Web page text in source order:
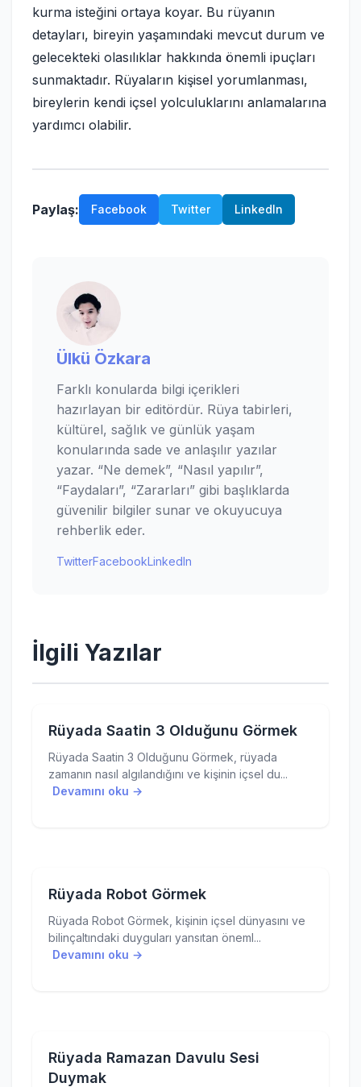
kurma isteğini ortaya koyar. Bu rüyanın
detayları, bireyin yaşamındaki mevcut durum ve
gelecekteki olasılıklar hakkında önemli ipuçları
sunmaktadır. Rüyaların kişisel yorumlanması,
bireylerin kendi içsel yolculuklarını anlamalarına
yardımcı olabilir.
Paylaş: Facebook Twitter LinkedIn
Ülkü Özkara
Farklı konularda bilgi içerikleri
hazırlayan bir editördür. Rüya tabirleri,
kültürel, sağlık ve günlük yaşam
konularında sade ve anlaşılır yazılar
yazar. “Ne demek”, “Nasıl yapılır”,
“Faydaları”, “Zararları” gibi başlıklarda
güvenilir bilgiler sunar ve okuyucuya
rehberlik eder.
TwitterFacebookLinkedIn
İlgili Yazılar
Rüyada Saatin 3 Olduğunu Görmek
Rüyada Saatin 3 Olduğunu Görmek, rüyada
zamanın nasıl algılandığını ve kişinin içsel du...
Devamını oku →
Rüyada Robot Görmek
Rüyada Robot Görmek, kişinin içsel dünyasını ve
bilinçaltındaki duyguları yansıtan öneml...
Devamını oku →
Rüyada Ramazan Davulu Sesi
Duymak